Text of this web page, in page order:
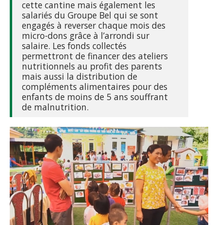
cette cantine mais également les
salariés du Groupe Bel qui se sont
engagés à reverser chaque mois des
micro-dons grâce à l’arrondi sur
salaire. Les fonds collectés
permettront de financer des ateliers
nutritionnels au profit des parents
mais aussi la distribution de
compléments alimentaires pour des
enfants de moins de 5 ans souffrant
de malnutrition.